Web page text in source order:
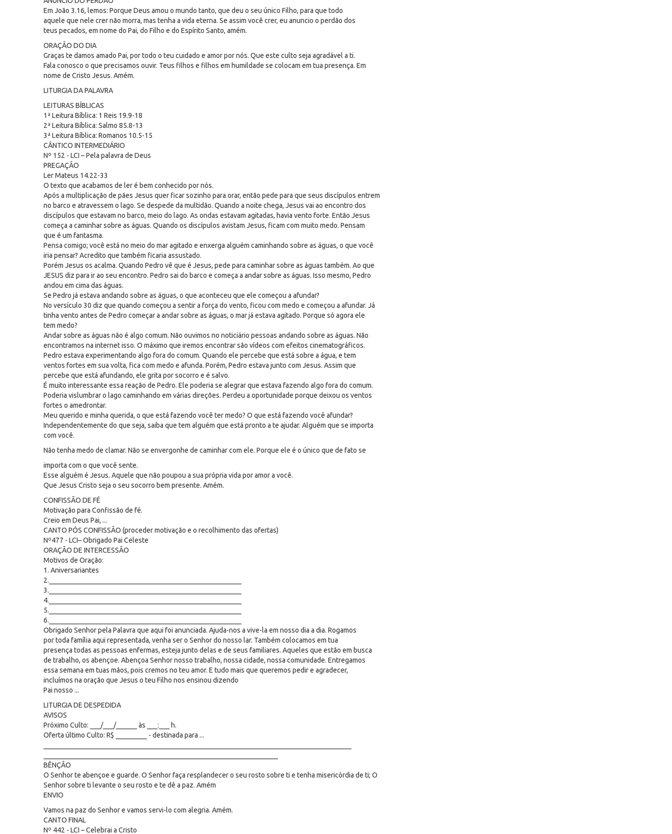
Em João 3.16, lemos: Porque Deus amou o mundo tanto, que deu o seu único Filho, para que todo
aquele que nele crer não morra, mas tenha a vida eterna. Se assim você crer, eu anuncio o perdão dos
teus pecados, em nome do Pai, do Filho e do Espírito Santo, amém.
ORAÇÃO DO DIA
Graças te damos amado Pai, por todo o teu cuidado e amor por nós. Que este culto seja agradável a ti.
Fala conosco o que precisamos ouvir. Teus filhos e filhos em humildade se colocam em tua presença. Em
nome de Cristo Jesus. Amém.
LITURGIA DA PALAVRA
LEITURAS BÍBLICAS
1ª Leitura Bíblica: 1 Reis 19.9-18
2ª Leitura Bíblica: Salmo 85.8-13
3ª Leitura Bíblica: Romanos 10.5-15
CÂNTICO INTERMEDIÁRIO
Nº 152 - LCI – Pela palavra de Deus
PREGAÇÃO
Ler Mateus 14.22-33
O texto que acabamos de ler é bem conhecido por nós.
Após a multiplicação de pães Jesus quer ficar sozinho para orar, então pede para que seus discípulos entrem
no barco e atravessem o lago. Se despede da multidão. Quando a noite chega, Jesus vai ao encontro dos
discípulos que estavam no barco, meio do lago. As ondas estavam agitadas, havia vento forte. Então Jesus
começa a caminhar sobre as águas. Quando os discípulos avistam Jesus, ficam com muito medo. Pensam
que é um fantasma.
Pensa comigo; você está no meio do mar agitado e enxerga alguém caminhando sobre as águas, o que você
iria pensar? Acredito que também ficaria assustado.
Porém Jesus os acalma. Quando Pedro vê que é Jesus, pede para caminhar sobre as águas também. Ao que
JESUS diz para ir ao seu encontro. Pedro sai do barco e começa a andar sobre as águas. Isso mesmo, Pedro
andou em cima das águas.
Se Pedro já estava andando sobre as águas, o que aconteceu que ele começou a afundar?
No versículo 30 diz que quando começou a sentir a força do vento, ficou com medo e começou a afundar. Já
tinha vento antes de Pedro começar a andar sobre as águas, o mar já estava agitado. Porque só agora ele
tem medo?
Andar sobre as águas não é algo comum. Não ouvimos no noticiário pessoas andando sobre as águas. Não
encontramos na internet isso. O máximo que iremos encontrar são vídeos com efeitos cinematográficos.
Pedro estava experimentando algo fora do comum. Quando ele percebe que está sobre a água, e tem
ventos fortes em sua volta, fica com medo e afunda. Porém, Pedro estava junto com Jesus. Assim que
percebe que está afundando, ele grita por socorro e é salvo.
É muito interessante essa reação de Pedro. Ele poderia se alegrar que estava fazendo algo fora do comum.
Poderia vislumbrar o lago caminhando em várias direções. Perdeu a oportunidade porque deixou os ventos
fortes o amedrontar.
Meu querido e minha querida, o que está fazendo você ter medo? O que está fazendo você afundar?
Independentemente do que seja, saiba que tem alguém que está pronto a te ajudar. Alguém que se importa
com você.
Não tenha medo de clamar. Não se envergonhe de caminhar com ele. Porque ele é o único que de fato se
importa com o que você sente.
Esse alguém é Jesus. Aquele que não poupou a sua própria vida por amor a você.
Que Jesus Cristo seja o seu socorro bem presente. Amém.
CONFISSÃO DE FÉ
Motivação para Confissão de fé.
Creio em Deus Pai, ...
CANTO PÓS CONFISSÃO (proceder motivação e o recolhimento das ofertas)
Nº477 - LCI– Obrigado Pai Celeste
ORAÇÃO DE INTERCESSÃO
Motivos de Oração:
1. Aniversariantes
2._______________________________________________________
3._______________________________________________________
4._______________________________________________________
5._______________________________________________________
6._______________________________________________________
Obrigado Senhor pela Palavra que aqui foi anunciada. Ajuda-nos a vive-la em nosso dia a dia. Rogamos
por toda família aqui representada, venha ser o Senhor do nosso lar. Também colocamos em tua
presença todas as pessoas enfermas, esteja junto delas e de seus familiares. Aqueles que estão em busca
de trabalho, os abençoe. Abençoa Senhor nosso trabalho, nossa cidade, nossa comunidade. Entregamos
essa semana em tuas mãos, pois cremos no teu amor. E tudo mais que queremos pedir e agradecer,
incluímos na oração que Jesus o teu Filho nos ensinou dizendo
Pai nosso ...
LITURGIA DE DESPEDIDA
AVISOS
Próximo Culto: ___/___/______ às ___:___ h.
Oferta último Culto: R$ _________ - destinada para ...
BÊNÇÃO
O Senhor te abençoe e guarde. O Senhor faça resplandecer o seu rosto sobre ti e tenha misericórdia de ti; O
Senhor sobre ti levante o seu rosto e te dê a paz. Amém
ENVIO
Vamos na paz do Senhor e vamos servi-lo com alegria. Amém.
CANTO FINAL
Nº 442 - LCI – Celebrai a Cristo